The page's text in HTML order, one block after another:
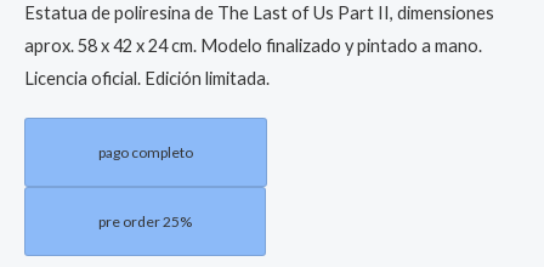
Estatua de poliresina de The Last of Us Part II, dimensiones
aprox. 58 x 42 x 24 cm. Modelo finalizado y pintado a mano.
Licencia oficial. Edición limitada.
pago completo
pre order 25%